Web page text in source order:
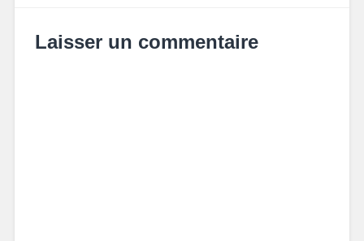
Laisser un commentaire